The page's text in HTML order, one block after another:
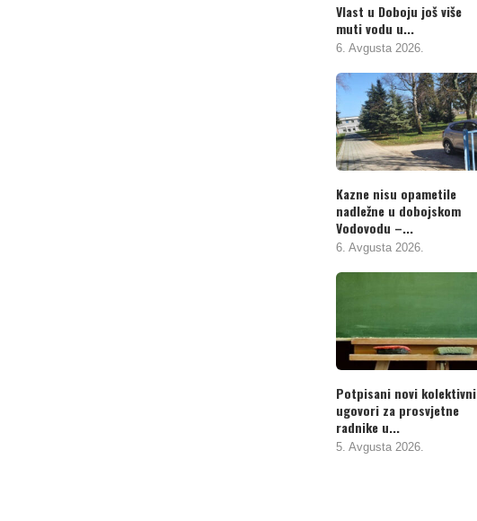
Vlast u Doboju još više
muti vodu u...
6. Avgusta 2026.
Kazne nisu opametile
nadležne u dobojskom
Vodovodu –...
6. Avgusta 2026.
Potpisani novi kolektivni
ugovori za prosvjetne
radnike u...
5. Avgusta 2026.